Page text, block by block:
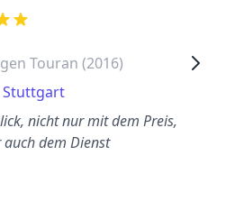
Touran (2016)
Stuttgart
nicht nur mit dem Preis,
auch dem Dienst